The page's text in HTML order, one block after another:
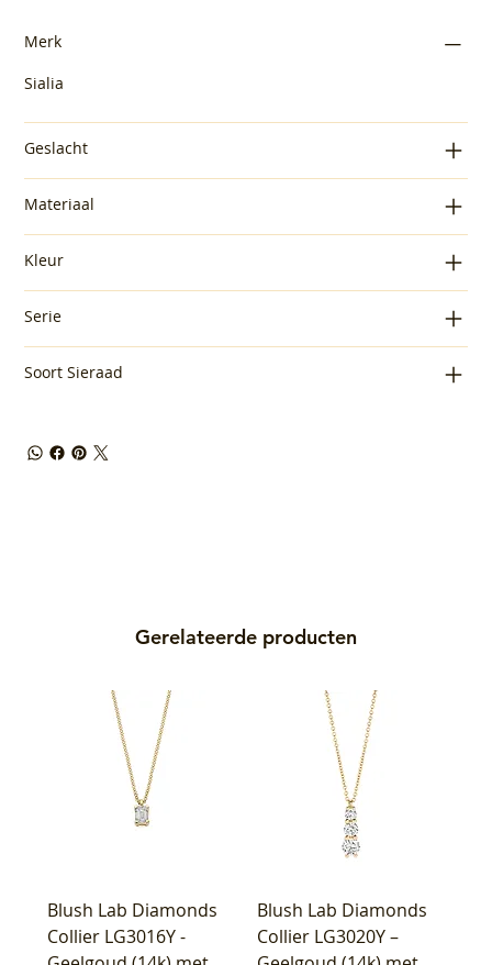
Merk
Sialia
Geslacht
Materiaal
Kleur
Serie
Soort Sieraad
Gerelateerde producten
Blush Lab Diamonds
Collier LG3016Y -
Blush Lab Diamonds
Collier LG3020Y –